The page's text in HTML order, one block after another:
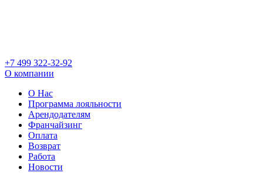
+7 499 322-32-92
О компании
О Нас
Программа лояльности
Арендодателям
Франчайзинг
Оплата
Возврат
Работа
Новости